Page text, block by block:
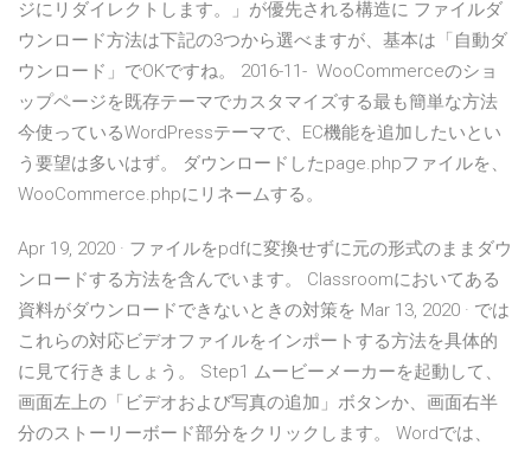
ジにリダイレクトします。」が優先される構造に ファイルダ
ウンロード方法は下記の3つから選べますが、基本は「自動ダ
ウンロード」でOKですね。 2016-11- WooCommerceのショ
ップページを既存テーマでカスタマイズする最も簡単な方法
今使っているWordPressテーマで、EC機能を追加したいとい
う要望は多いはず。 ダウンロードしたpage.phpファイルを、
WooCommerce.phpにリネームする。
Apr 19, 2020 · ファイルをpdfに変換せずに元の形式のままダウ
ンロードする方法を含んでいます。 Classroomにおいてある
資料がダウンロードできないときの対策を Mar 13, 2020 · では
これらの対応ビデオファイルをインポートする方法を具体的
に見て行きましょう。 Step1 ムービーメーカーを起動して、
画面左上の「ビデオおよび写真の追加」ボタンか、画面右半
分のストーリーボード部分をクリックします。 Wordでは、